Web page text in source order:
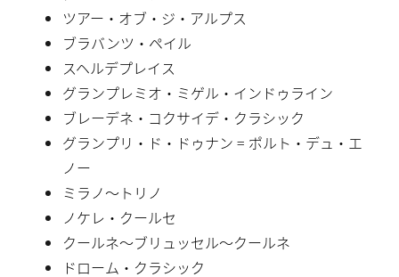
ツアー・オブ・ジ・アルプス
ブラバンツ・ペイル
スヘルデプレイス
グランプレミオ・ミゲル・インドゥライン
ブレーデネ・コクサイデ・クラシック
グランプリ・ド・ドゥナン = ポルト・デュ・エ
ノー
ミラノ〜トリノ
ノケレ・クールセ
クールネ〜ブリュッセル〜クールネ
ドローム・クラシック